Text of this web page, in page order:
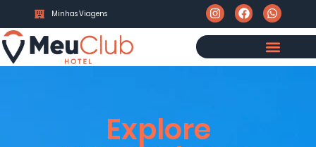
Minhas Viagens
Explore